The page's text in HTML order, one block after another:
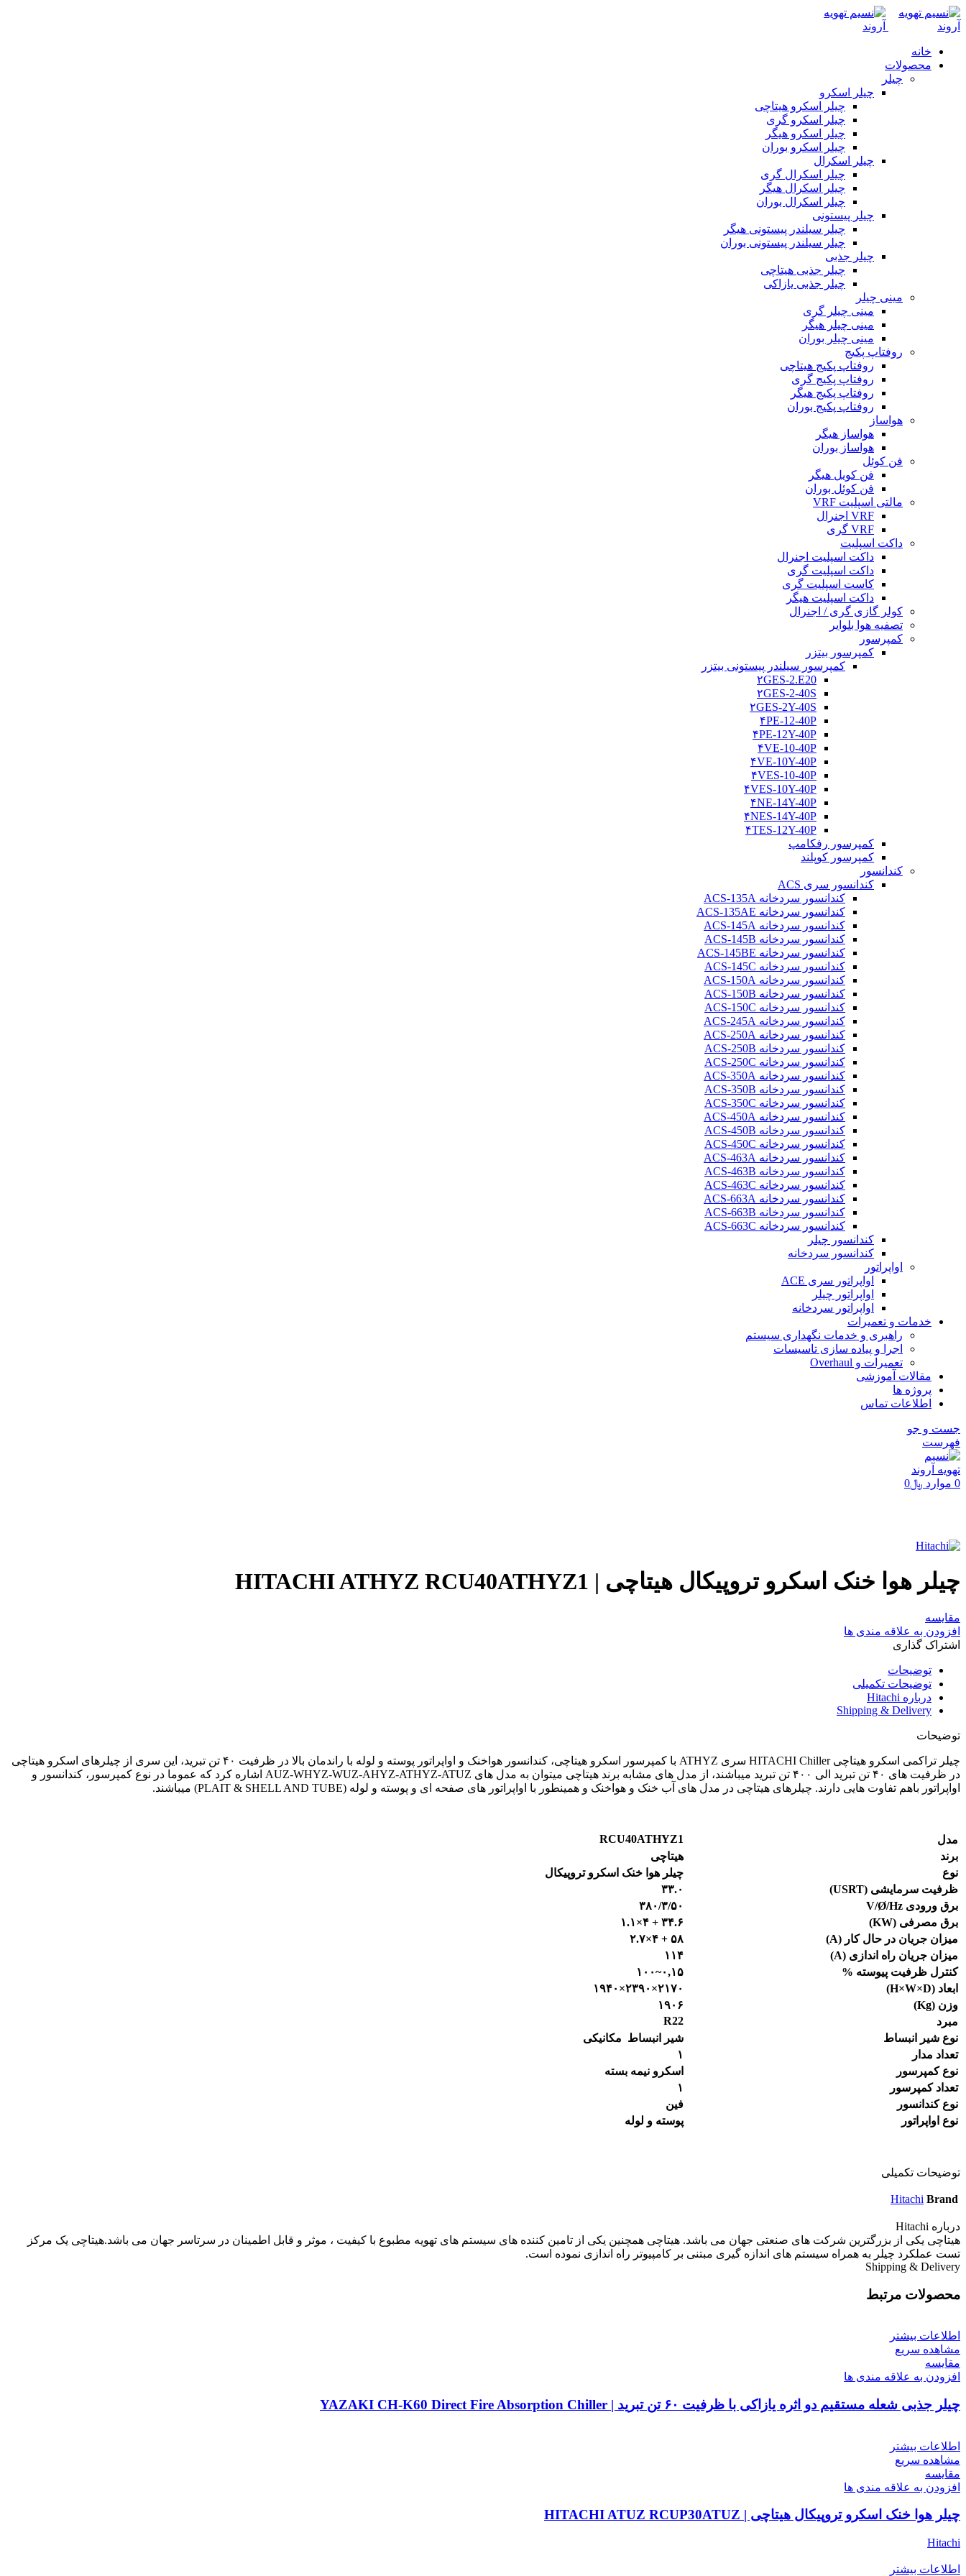
خانه
محصولات
چیلر
چیلر اسکرو
چیلر اسکرو هیتاچی
چیلر اسکرو گری
چیلر اسکرو هیگر
چیلر اسکرو بوران
چیلر اسکرال
چیلر اسکرال گری
چیلر اسکرال هیگر
چیلر اسکرال بوران
چیلر پیستونی
چیلر سیلندر پیستونی هیگر
چیلر سیلندر پیستونی بوران
چیلر جذبی
چیلر جذبی هیتاچی
چیلر جذبی یازاکی
مینی چیلر
مینی چیلر گری
مینی چیلر هیگر
مینی چیلر بوران
روفتاپ پکیج
روفتاپ پکیج هیتاچی
روفتاپ پکیج گری
روفتاپ پکیج هیگر
روفتاپ پکیج بوران
هواساز
هواساز هیگر
هواساز بوران
فن کوئل
فن کویل هیگر
فن کوئل بوران
مالتی اسپلیت VRF
VRF اجنرال
VRF گری
داکت اسپلیت
داکت اسپلیت اجنرال
داکت اسپلیت گری
کاست اسپلیت گری
داکت اسپلیت هیگر
کولر گازی گری / اجنرال
تصفیه هوا بلوایر
کمپرسور
کمپرسور بیتزر
کمپرسور سیلندر پیستونی بیتزر
۲GES-2.E20
۲GES-2-40S
۲GES-2Y-40S
۴PE-12-40P
۴PE-12Y-40P
۴VE-10-40P
۴VE-10Y-40P
۴VES-10-40P
۴VES-10Y-40P
۴NE-14Y-40P
۴NES-14Y-40P
۴TES-12Y-40P
کمپرسور رفکامپ
کمپرسور کوپلند
کندانسور
کندانسور سری ACS
کندانسور سردخانه ACS-135A
کندانسور سردخانه ACS-135AE
کندانسور سردخانه ACS-145A
کندانسور سردخانه ACS-145B
کندانسور سردخانه ACS-145BE
کندانسور سردخانه ACS-145C
کندانسور سردخانه ACS-150A
کندانسور سردخانه ACS-150B
کندانسور سردخانه ACS-150C
کندانسور سردخانه ACS-245A
کندانسور سردخانه ACS-250A
کندانسور سردخانه ACS-250B
کندانسور سردخانه ACS-250C
کندانسور سردخانه ACS-350A
کندانسور سردخانه ACS-350B
کندانسور سردخانه ACS-350C
کندانسور سردخانه ACS-450A
کندانسور سردخانه ACS-450B
کندانسور سردخانه ACS-450C
کندانسور سردخانه ACS-463A
کندانسور سردخانه ACS-463B
کندانسور سردخانه ACS-463C
کندانسور سردخانه ACS-663A
کندانسور سردخانه ACS-663B
کندانسور سردخانه ACS-663C
کندانسور چیلر
کندانسور سردخانه
اواپراتور
اواپراتور سری ACE
اواپراتور چیلر
اواپراتور سردخانه
خدمات و تعمیرات
راهبری و خدمات نگهداری سیستم
اجرا و پیاده سازی تاسیسات
تعمیرات و Overhaul
مقالات آموزشی
پروژه ها
اطلاعات تماس
جست و جو
فهرست
0 موارد ﷼0
چیلر هوا خنک اسکرو تروپیکال هیتاچی | HITACHI ATHYZ RCU40ATHYZ1
مقایسه
افزودن به علاقه مندی ها
اشتراک گذاری
توضیحات
توضیحات تکمیلی
درباره Hitachi
Shipping & Delivery
توضیحات
چیلر تراکمی اسکرو هیتاچی HITACHI Chiller سری ATHYZ با کمپرسور اسکرو هیتاچی، کندانسور هواخنک و اواپراتور پوسته و لوله با راندمان بالا در ظرفیت ۴۰ تن تبرید، این سری از چیلرهای اسکرو هیتاچی
در ظرفیت های ۴۰ تن تبرید الی ۴۰۰ تن تبرید میباشند، از مدل های مشابه برند هیتاچی میتوان به مدل های AUZ-WHYZ-WUZ-AHYZ-ATHYZ-ATUZ اشاره کرد که عموما در نوع کمپرسور، کندانسور و
اواپراتور باهم تفاوت هایی دارند. چیلرهای هیتاچی در مدل های آب خنک و هواخنک و همینطور با اواپراتور های صفحه ای و پوسته و لوله (PLAIT & SHELL AND TUBE) میباشند.
مدل
RCU40ATHYZ1
برند
هیتاچی
نوع
چیلر هوا خنک اسکرو تروپیکال
ظرفیت سرمایشی (
USRT
)
۳۳.۰
برق ورودی
V/Ø/Hz
۳۸۰/۳/۵۰
برق مصرفی (KW
)
۳۴.۶ + ۴×۱.۱
میزان جریان در حال کار (A
)
۵۸ + ۴×۲.۷
میزان جریان راه اندازی (A
)
۱۱۴
کنترل ظرفیت پیوسته %
۰,۱۵~۱۰۰
ابعاد (H×W×D
)
۲۱۷۰×۲۳۹۰×۱۹۴۰
وزن ( Kg
)
۱۹۰۶
مبرد
R22
نوع شیر انبساط
شیر انبساط مکانیکی
تعداد مدار
۱
نوع کمپرسور
اسکرو نیمه بسته
تعداد کمپرسور
۱
نوع کندانسور
فین
نوع اواپراتور
پوسته و لوله
توضیحات تکمیلی
Brand
Hitachi
درباره Hitachi
هیتاچی یکی از بزرگترین شرکت های صنعتی جهان می باشد. هیتاچی همچنین یکی از تامین کننده های سیستم های تهویه مطبوع با کیفیت ، موثر و قابل اطمینان در سرتاسر جهان می باشد.هیتاچی یک مرکز
تست عملکرد چیلر به همراه سیستم های اندازه گیری مبتنی بر کامپیوتر راه اندازی نموده است.
Shipping & Delivery
محصولات مرتبط
اطلاعات بیشتر
مشاهده سریع
مقایسه
افزودن به علاقه مندی ها
چیلر جذبی شعله مستقیم دو اثره یازاکی با ظرفیت ۶۰ تن تبرید | YAZAKI CH-K60 Direct Fire Absorption Chiller
اطلاعات بیشتر
مشاهده سریع
مقایسه
افزودن به علاقه مندی ها
چیلر هوا خنک اسکرو تروپیکال هیتاچی | HITACHI ATUZ RCUP30ATUZ
Hitachi
اطلاعات بیشتر